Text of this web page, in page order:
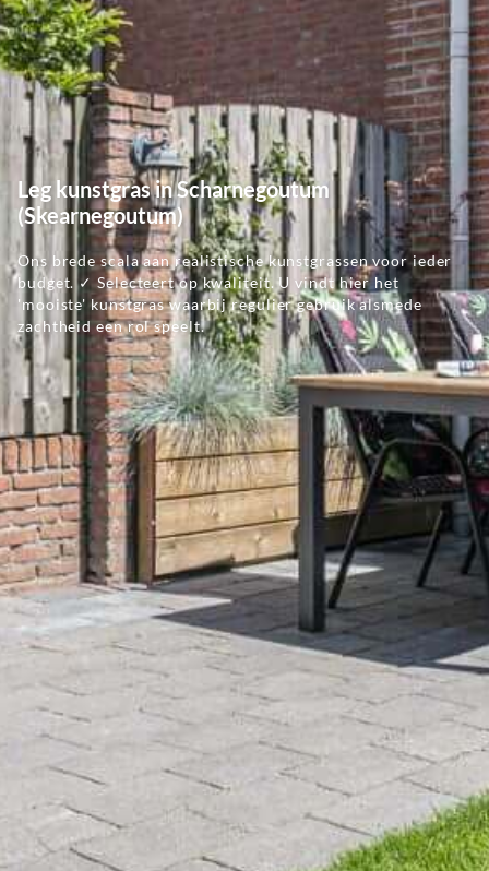
Leg kunstgras in Scharnegoutum
(Skearnegoutum)
Ons brede scala aan realistische kunstgrassen voor ieder
budget. ✓ Selecteert op kwaliteit. U vindt hier het
'mooiste' kunstgras waarbij regulier gebruik alsmede
zachtheid een rol speelt.